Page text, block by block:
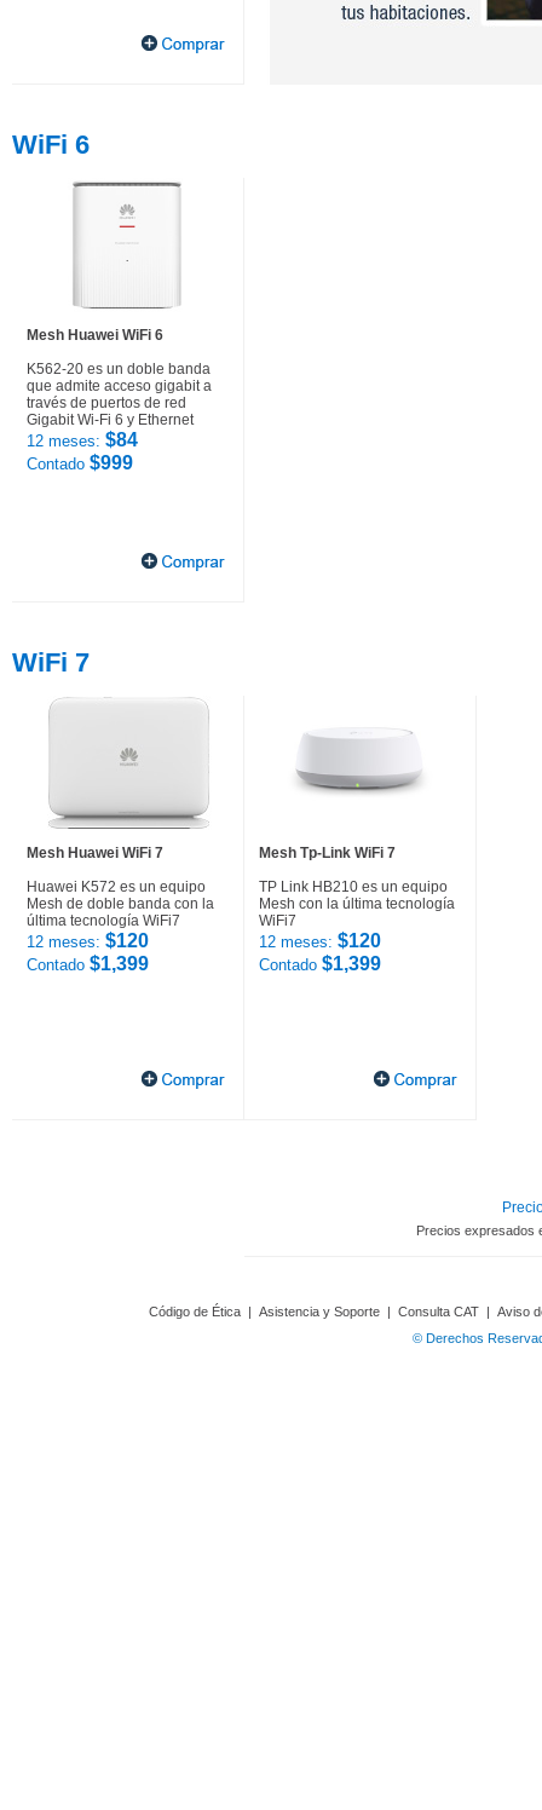
WiFi 6
Mesh Huawei WiFi 6
K562-20 es un doble banda
que admite acceso gigabit a
través de puertos de red
Gigabit Wi-Fi 6 y Ethernet
12 meses: $84
Contado $999
WiFi 7
Mesh Huawei WiFi 7
Huawei K572 es un equipo
Mesh de doble banda con la
última tecnología WiFi7
12 meses: $120
Contado $1,399
Mesh Tp-Link WiFi 7
TP Link HB210 es un equipo
Mesh con la última tecnología
WiFi7
12 meses: $120
Contado $1,399
Precios expresados
Código de Ética | Asistencia y Soporte | Consulta CAT | Aviso
© Derechos